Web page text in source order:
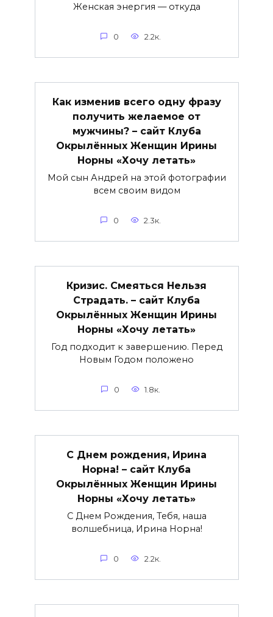
Женская энергия — откуда
0 2.2к.
Как изменив всего одну фразу
получить желаемое от
мужчины? – сайт Клуба
Окрылённых Женщин Ирины
Норны «Хочу летать»
Мой сын Андрей на этой фотографии
всем своим видом
0 2.3к.
Кризис. Смеяться Нельзя
Страдать. – сайт Клуба
Окрылённых Женщин Ирины
Норны «Хочу летать»
Год подходит к завершению. Перед
Новым Годом положено
0 1.8к.
С Днем рождения, Ирина
Норна! – сайт Клуба
Окрылённых Женщин Ирины
Норны «Хочу летать»
С Днем Рождения, Тебя, наша
волшебница, Ирина Норна!
0 2.2к.